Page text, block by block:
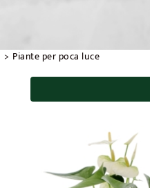
Piante per poca luce